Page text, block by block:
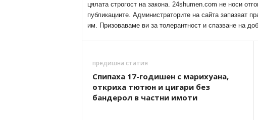
цялата строгост на закона. 24shumen.com не носи
публикациите. Администраторите на сайта запазват
им. Призоваваме ви за толерантност и спазване на
предишна статия
Спипаха 17-годишен с марихуана,
откриха тютюн и цигари без
бандерол в частни имоти